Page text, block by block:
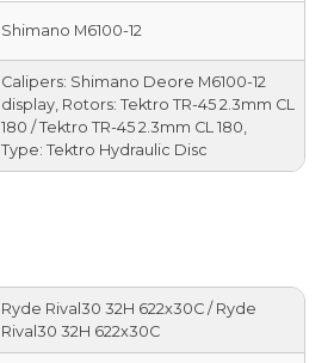
Shimano M6100-12
Calipers: Shimano Deore M6100-12
display, Rotors: Tektro TR-45 2.3mm CL
180 / Tektro TR-45 2.3mm CL 180,
Type: Tektro Hydraulic Disc
Ryde Rival30 32H 622x30C / Ryde
Rival30 32H 622x30C